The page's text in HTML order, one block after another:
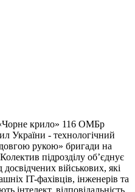
крило» 116 ОМБр
України - технологічний
рукою» бригади на
підрозділу об’єднує
військових, які
IT-фахівців, інженерів та
інтелект, відповідальність